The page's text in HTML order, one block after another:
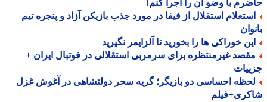
با وضو آن را اجرا کنم!
استقلال از فیفا در مورد جذب بازیکن آزاد و پنجره تیم
خوراکی ها را بخورید تا آلزایمر نگیرید
غیرمنتظره برای سرمربی استقلالی در فوتبال ایران +
احساسی دو بازیگر؛ گریه سحر دولتشاهی در آغوش غزل